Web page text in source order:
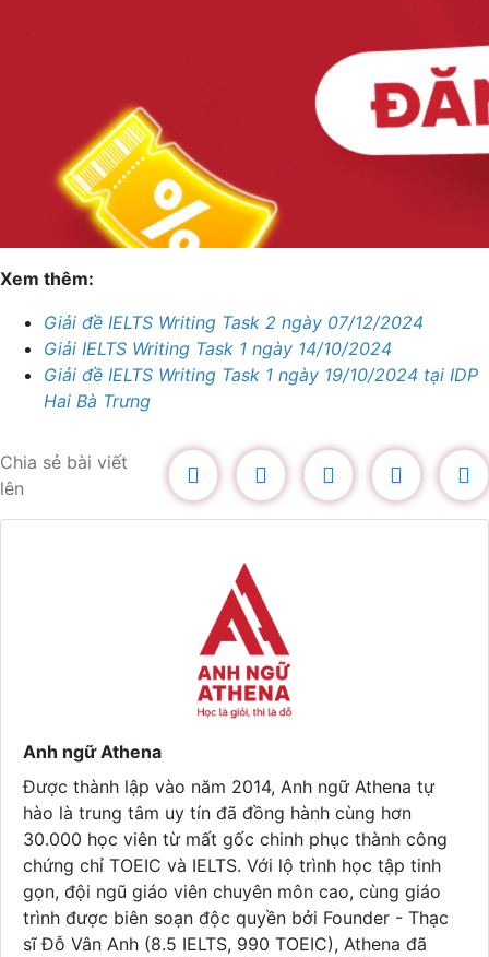
Xem thêm:
Giải đề IELTS Writing Task 2 ngày 07/12/2024
Giải IELTS Writing Task 1 ngày 14/10/2024
Giải đề IELTS Writing Task 1 ngày 19/10/2024 tại IDP
Hai Bà Trưng
Chia sẻ bài viết
lên
Anh ngữ Athena
Được thành lập vào năm 2014, Anh ngữ Athena tự
hào là trung tâm uy tín đã đồng hành cùng hơn
30.000 học viên từ mất gốc chinh phục thành công
chứng chỉ TOEIC và IELTS. Với lộ trình học tập tinh
gọn, đội ngũ giáo viên chuyên môn cao, cùng giáo
trình được biên soạn độc quyền bởi Founder - Thạc
sĩ Đỗ Vân Anh (8.5 IELTS, 990 TOEIC), Athena đã